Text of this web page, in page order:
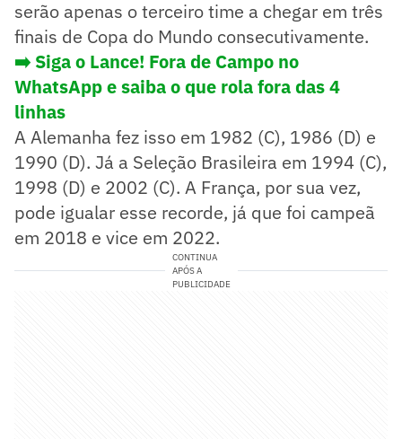
serão apenas o terceiro time a chegar em três
finais de Copa do Mundo consecutivamente.
➡️ Siga o Lance! Fora de Campo no
WhatsApp e saiba o que rola fora das 4
linhas
A Alemanha fez isso em 1982 (C), 1986 (D) e
1990 (D). Já a Seleção Brasileira em 1994 (C),
1998 (D) e 2002 (C). A França, por sua vez,
pode igualar esse recorde, já que foi campeã
em 2018 e vice em 2022.
CONTINUA
APÓS A
PUBLICIDADE